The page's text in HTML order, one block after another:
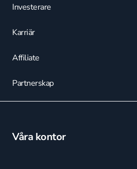
Investerare
Karriär
Affiliate
Partnerskap
Våra kontor